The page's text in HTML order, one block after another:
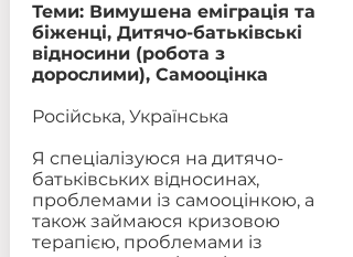
Теми: Вимушена еміграція та
біженці, Дитячо-батьківські
відносини (робота з
дорослими), Самооцінка
Російська, Українська
Я спеціалізуюся на дитячо-
батьківських відносинах,
проблемами із самооцінкою, а
також займаюся кризовою
терапією, проблемами із